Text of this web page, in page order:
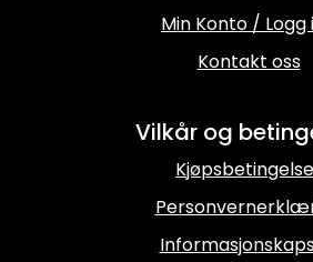
Min Konto / Logg
Kontakt oss
Vilkår og